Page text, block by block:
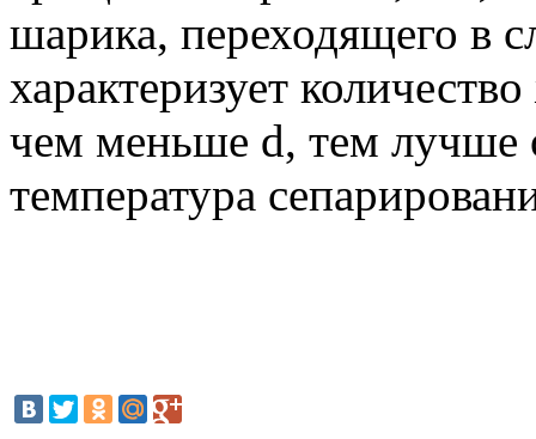
шарика, переходящего в
характеризует
чем меньше d, тем
температура